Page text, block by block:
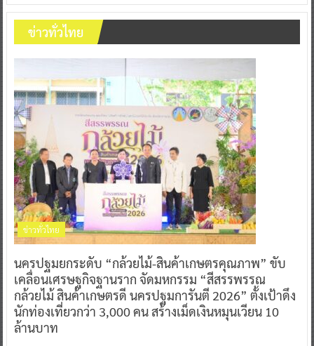
ข่าวทั่วไทย
ข่าวทั่วไทย
นครปฐมยกระดับ “กล้วยไม้-สินค้าเกษตรคุณภาพ” ขับ
เคลื่อนเศรษฐกิจฐานราก จัดมหกรรม “สีสรรพรรณ
กล้วยไม้ สินค้าเกษตรดี นครปฐมการันตี 2026” ตั้งเป้าดึง
นักท่องเที่ยวกว่า 3,000 คน สร้างเม็ดเงินหมุนเวียน 10
ล้านบาท